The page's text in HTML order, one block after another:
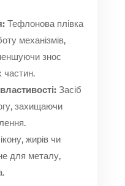
Тефлонова плівка
механізмів,
знос
частин.
Засіб
захищаючи
жирів чи
для металу,